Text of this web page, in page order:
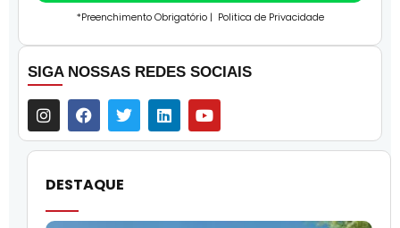
*Preenchimento Obrigatório | Politica de Privacidade
SIGA NOSSAS REDES SOCIAIS
DESTAQUE